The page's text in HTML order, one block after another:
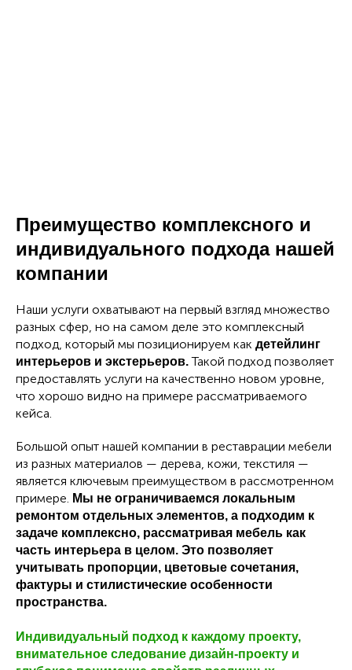
Преимущество комплексного и
индивидуального подхода нашей
компании
Наши услуги охватывают на первый взгляд множество
разных сфер, но на самом деле это комплексный
подход, который мы позиционируем как детейлинг
интерьеров и экстерьеров.Такой подход позволяет
предоставлять услуги на качественно новом уровне,
что хорошо видно на примере рассматриваемого
кейса.
Большой опыт нашей компании в реставрации мебели
из разных материалов — дерева, кожи, текстиля —
является ключевым преимуществом в рассмотренном
примере. Мы не ограничиваемся локальным
ремонтом отдельных элементов, а подходим к
задаче комплексно, рассматривая мебель как
часть интерьера в целом. Это позволяет
учитывать пропорции, цветовые сочетания,
фактуры и стилистические особенности
пространства.
Индивидуальный подход к каждому проекту,
внимательное следование дизайн-проекту и